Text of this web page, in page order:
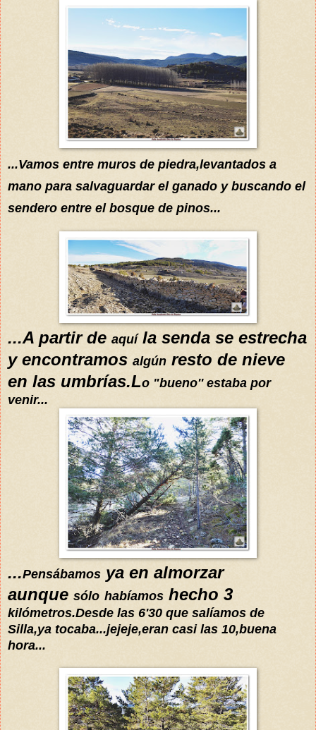
...Vamos entre muros de piedra,levantados a
mano para salvaguardar el ganado y buscando el
sendero entre el bosque de pinos...
...A partir de aquíla senda se estrecha
y encontramos algún resto de nieve
en las umbrías.Lo "bueno'' estaba por
venir...
...Pensábamos ya en almorzar
aunque sólo habíamos hecho 3
kilómetros.Desde las 6'30 que salíamos de
Silla,ya tocaba...jejeje,eran casi las 10,buena
hora...